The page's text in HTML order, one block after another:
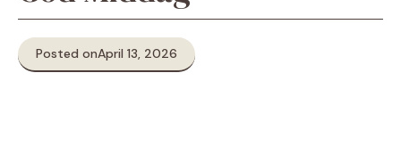
Posted onApril 13, 2026